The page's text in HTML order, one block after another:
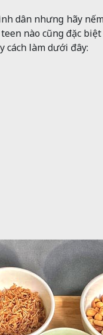
dân nhưng hãy
nào cũng đặc
cách làm dưới đây: